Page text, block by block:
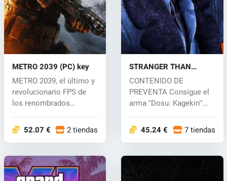
METRO 2039 (PC) key
METRO 2039, el último y
revolucionario FPS de
los renombrados
52.07 € 2 tiendas
STRANGER THAN
HEAVEN (PC) key
CONTENIDO DE
PREVENTA Consigue el
arma "Dosu: Kagekiri"
45.24 € 7 tiendas